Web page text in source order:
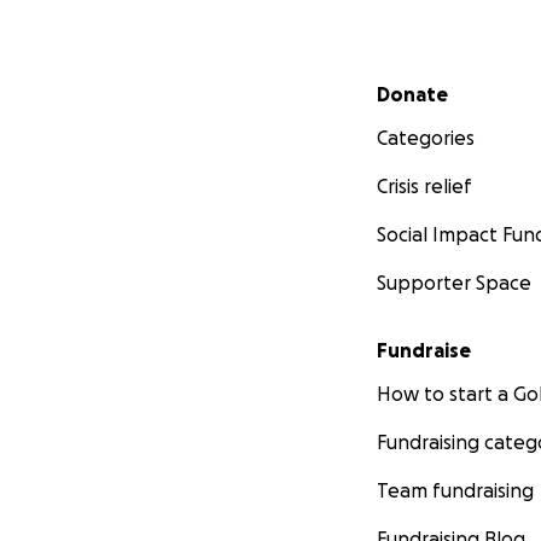
Secondary menu
Donate
Categories
Crisis relief
Social Impact
Supporter Space
Fundraise
How to start a
Fundraising
Team fundraising